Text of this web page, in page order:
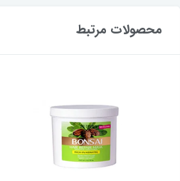
محصولات مرتبط